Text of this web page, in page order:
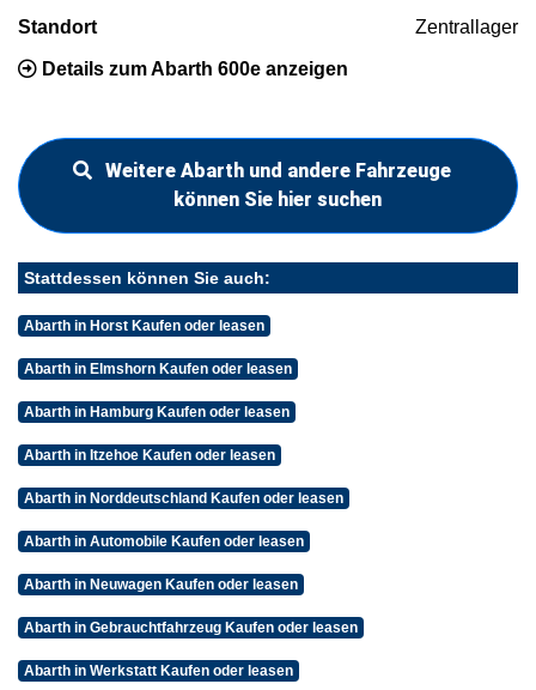
Standort Zentrallager
Details zum Abarth 600e anzeigen
Weitere Abarth und andere Fahrzeuge
können Sie hier suchen
Stattdessen können Sie auch:
Abarth in Horst Kaufen oder leasen
Abarth in Elmshorn Kaufen oder leasen
Abarth in Hamburg Kaufen oder leasen
Abarth in Itzehoe Kaufen oder leasen
Abarth in Norddeutschland Kaufen oder leasen
Abarth in Automobile Kaufen oder leasen
Abarth in Neuwagen Kaufen oder leasen
Abarth in Gebrauchtfahrzeug Kaufen oder leasen
Abarth in Werkstatt Kaufen oder leasen